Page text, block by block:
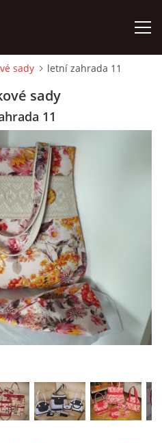
jk-laguna@seznam.cz
sady letní zahrada 11
sady
11